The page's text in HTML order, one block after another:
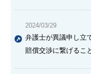
2024/03/29
弁護士が異議申し立
賠償交渉に繋げるこ